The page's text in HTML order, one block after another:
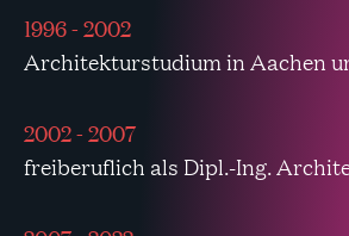
1996 - 2002
Architekturstudium in Aachen
2002 - 2007
freiberuflich als Dipl.-Ing.